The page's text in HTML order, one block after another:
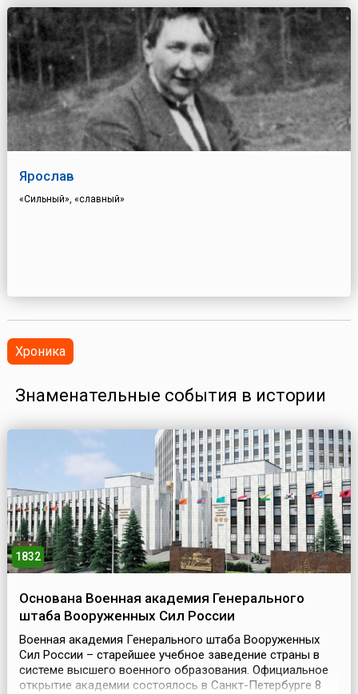
Ярослав
«Сильный», «славный»
Хроника
Знаменательные события в истории
1832
Основана Военная академия Генерального
штаба Вооруженных Сил России
Военная академия Генерального штаба Вооруженных
Сил России – старейшее учебное заведение страны в
системе высшего военного образования. Официальное
открытие академии состоялось в Санкт-Петербурге 8